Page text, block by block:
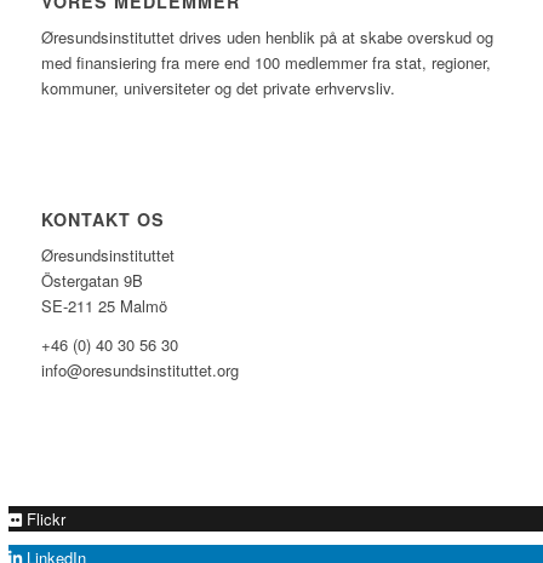
Øresundsinstituttet drives uden henblik på at skabe overskud og
med finansiering fra mere end 100 medlemmer fra stat, regioner,
kommuner, universiteter og det private erhvervsliv.
KONTAKT OS
Øresundsinstituttet
Östergatan 9B
SE-211 25 Malmö
+46 (0) 40 30 56 30
info@oresundsinstituttet.org
Flickr
LinkedIn